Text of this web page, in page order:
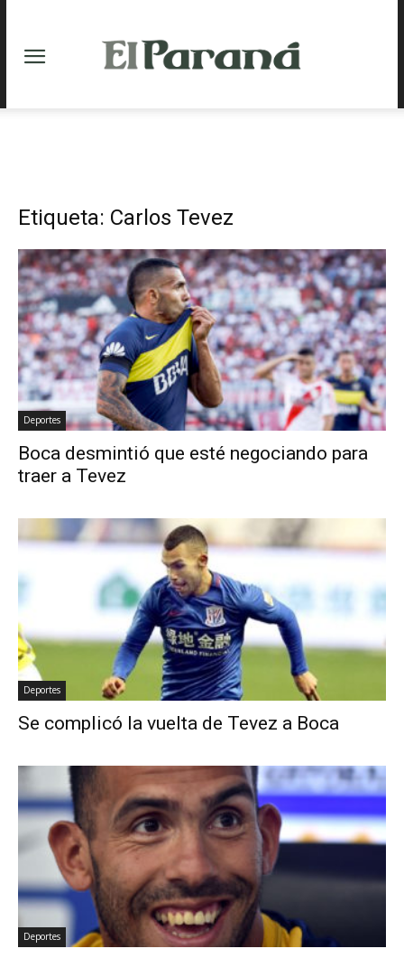
Etiqueta: Carlos Tevez
Deportes
Boca desmintió que esté negociando para
traer a Tevez
Deportes
Se complicó la vuelta de Tevez a Boca
Deportes